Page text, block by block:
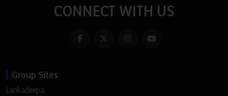
CONNECT WITH US
Group Sites
Lankadeepa